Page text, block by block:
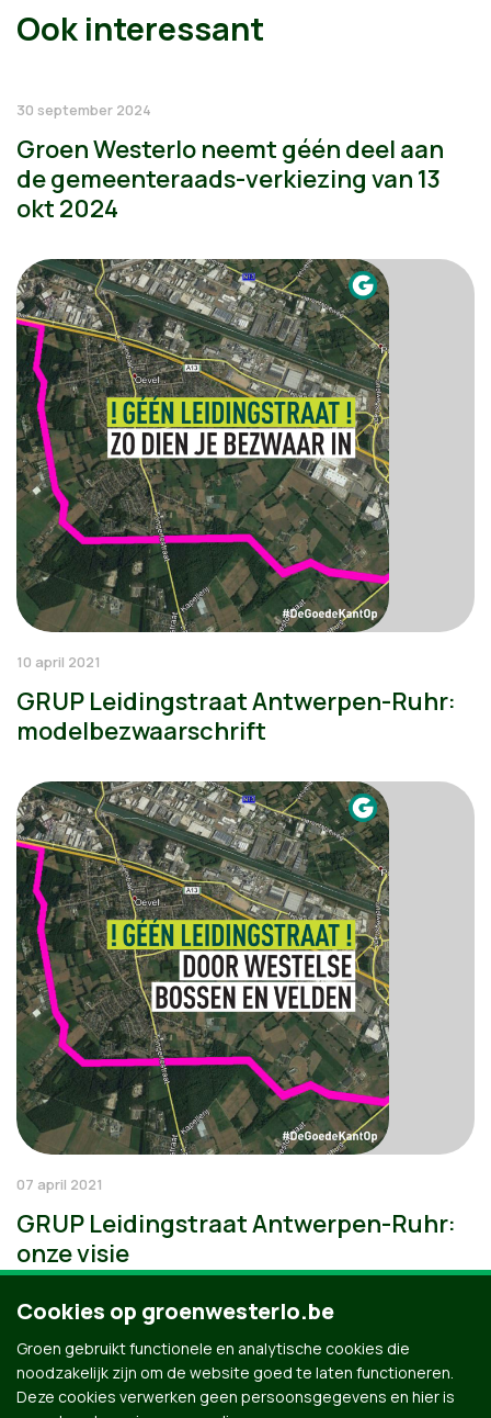
Ook interessant
30 september 2024
Groen Westerlo neemt géén deel aan
de gemeenteraads-verkiezing van 13
okt 2024
10 april 2021
GRUP Leidingstraat Antwerpen-Ruhr:
modelbezwaarschrift
07 april 2021
GRUP Leidingstraat Antwerpen-Ruhr:
onze visie
Cookies op groenwesterlo.be
Groen gebruikt functionele en analytische cookies die
noodzakelijk zijn om de website goed te laten functioneren.
Deze cookies verwerken geen persoonsgegevens en hier is